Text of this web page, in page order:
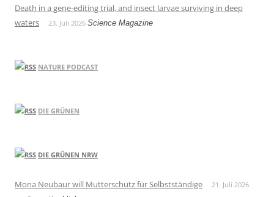
Death in a gene-editing trial, and insect larvae surviving in deep
waters
23. Juli 2026 Science Magazine
NATURE PODCAST
DIE GRÜNEN
DIE GRÜNEN NRW
Mona Neubaur will Mutterschutz für Selbstständige
21. Juli 2026